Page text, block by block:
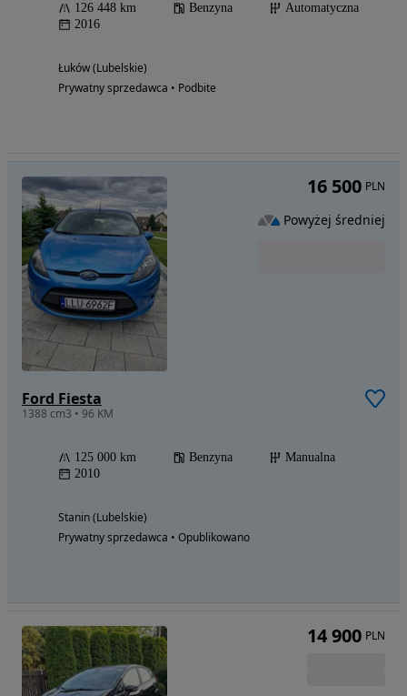
126 448 km Benzyna
Automatyczna
2016
Łuków (Lubelskie)
Prywatny sprzedawca • Podbite
Ford Fiesta
1388 cm3 • 96 KM
125 000 km Benzyna
Manualna
2010
Stanin (Lubelskie)
Prywatny sprzedawca • Opublikowano
16 500 PLN
Powyżej średniej
14 900 PLN